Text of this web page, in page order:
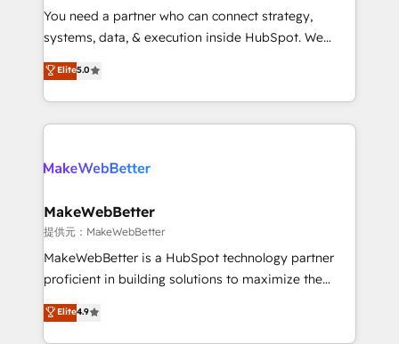
customer lifecycle through seamless integrations,
ensure long-term adoption with change-
and service to drive sustainable growth With 6 key
HubSpot accreditations and experience across
You need a partner who can connect strategy,
systems, data, & execution inside HubSpot. We
bridge the gap where most agencies fall short by
combining GTM strategy with technical execution to
solve the right problem with the right solution. As the
only firm in the world to hold Elite Partner
clients gain a unique advantage in CRM architecture,
market execution. Why B2B Businesses Choose RP: -
Secure: Soc2 compliant 🛡️ - Pricing: Implementations
starting at $1,5k 💵 - Speed: Launch in 14 days ⚡ -
Global: 75+ RPers across five continents 🌐 - Scale:
HubSpot Partner 🪴 - Sales Hub: More
implementations than any other Partner 💻 -
Elite5.0
MakeWebBetter
提供元：MakeWebBetter
MakeWebBetter is a HubSpot technology partner
proficient in building solutions to maximize the
operational efficiency of HubSpot. The fastest-
growing tech-enabler & facilitator, MakeWebBetter,
Elite4.9